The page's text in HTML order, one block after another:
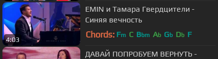
4:03
EMIN и Тамара Гвердцители -
Синяя вечность
Chords: Fm C Bbm Ab Gb Db F
ДАВАЙ ПОПРОБУЕМ ВЕРНУТЬ -